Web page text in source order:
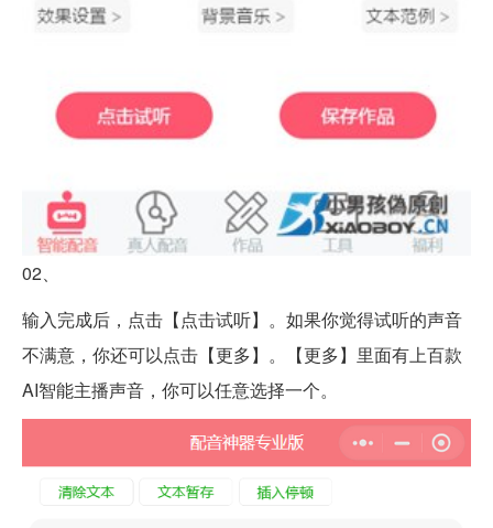
02、
输入完成后，点击【点击试听】。如果你觉得试听的声音
不满意，你还可以点击【更多】。【更多】里面有上百款
AI智能主播声音，你可以任意选择一个。